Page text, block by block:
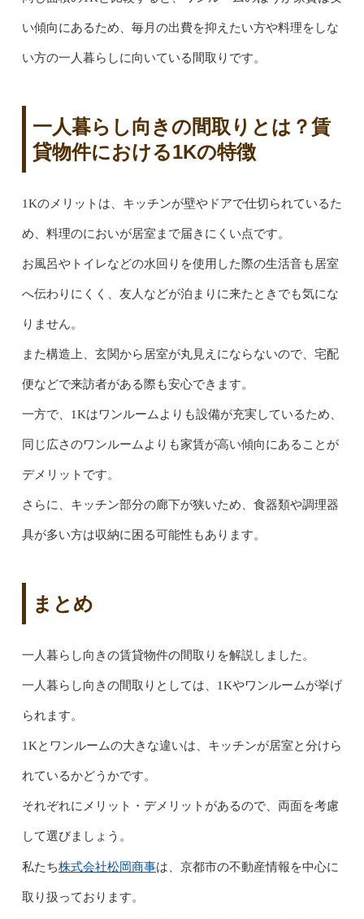
い傾向にあるため、毎月の出費を抑えたい方や料理をしな
い方の一人暮らしに向いている間取りです。
一人暮らし向きの間取りとは？賃
貸物件における1Kの特徴
1Kのメリットは、キッチンが壁やドアで仕切られているた
め、料理のにおいが居室まで届きにくい点です。
お風呂やトイレなどの水回りを使用した際の生活音も居室
へ伝わりにくく、友人などが泊まりに来たときでも気にな
りません。
また構造上、玄関から居室が丸見えにならないので、宅配
便などで来訪者がある際も安心できます。
一方で、1Kはワンルームよりも設備が充実しているため、
同じ広さのワンルームよりも家賃が高い傾向にあることが
デメリットです。
さらに、キッチン部分の廊下が狭いため、食器類や調理器
具が多い方は収納に困る可能性もあります。
まとめ
一人暮らし向きの賃貸物件の間取りを解説しました。
一人暮らし向きの間取りとしては、1Kやワンルームが挙げ
られます。
1Kとワンルームの大きな違いは、キッチンが居室と分けら
れているかどうかです。
それぞれにメリット・デメリットがあるので、両面を考慮
して選びましょう。
私たち株式会社松岡商事は、京都市の不動産情報を中心に
取り扱っております。